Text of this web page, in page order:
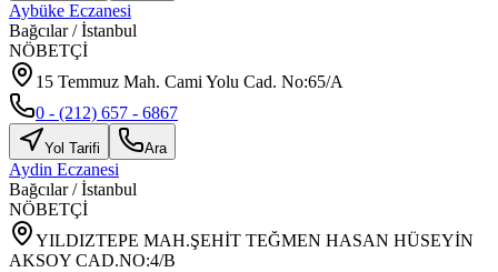
Aybüke Eczanesi
Bağcılar/İstanbul
NÖBETÇİ
15 Temmuz Mah. Cami Yolu Cad. No:65/A
0 - (212) 657 - 6867
Yol Tarifi Ara
Aydin Eczanesi
Bağcılar/İstanbul
NÖBETÇİ
YILDIZTEPE MAH.ŞEHİT TEĞMEN HASAN HÜSEYİN
AKSOY CAD.NO:4/B